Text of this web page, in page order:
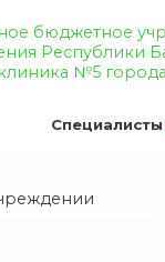
бюджетное
Республики
№5
Специалисты